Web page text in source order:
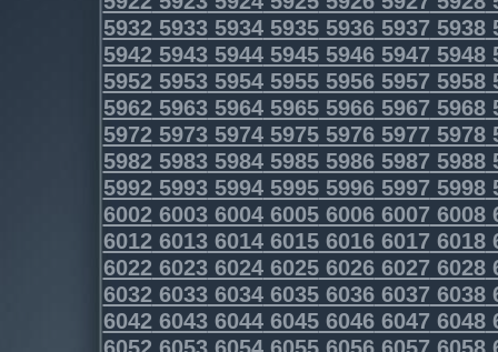
5932593359345935593659375938
5942594359445945594659475948
5952595359545955595659575958
5962596359645965596659675968
5972597359745975597659775978
5982598359845985598659875988
5992599359945995599659975998
6002600360046005600660076008
6012601360146015601660176018
6022602360246025602660276028
6032603360346035603660376038
6042604360446045604660476048